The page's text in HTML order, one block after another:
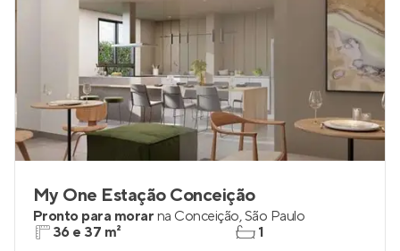
My One Estação Conceição
Pronto para morar na Conceição,São Paulo
36 e 37 m²
1